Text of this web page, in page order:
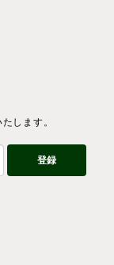
します。
登録